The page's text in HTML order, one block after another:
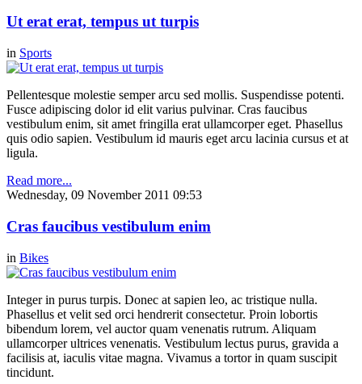
Ut erat erat, tempus ut turpis
in Sports
Pellentesque molestie semper arcu sed mollis. Suspendisse potenti.
Fusce adipiscing dolor id elit varius pulvinar. Cras faucibus
vestibulum enim, sit amet fringilla erat ullamcorper eget. Phasellus
quis odio sapien. Vestibulum id mauris eget arcu lacinia cursus et at
ligula.
Read more...
Wednesday, 09 November 2011 09:53
Cras faucibus vestibulum enim
in Bikes
Integer in purus turpis. Donec at sapien leo, ac tristique nulla.
Phasellus et velit sed orci hendrerit consectetur. Proin lobortis
bibendum lorem, vel auctor quam venenatis rutrum. Aliquam
ullamcorper ultrices venenatis. Vestibulum lectus purus, gravida a
facilisis at, iaculis vitae magna. Vivamus a tortor in quam suscipit
tincidunt.